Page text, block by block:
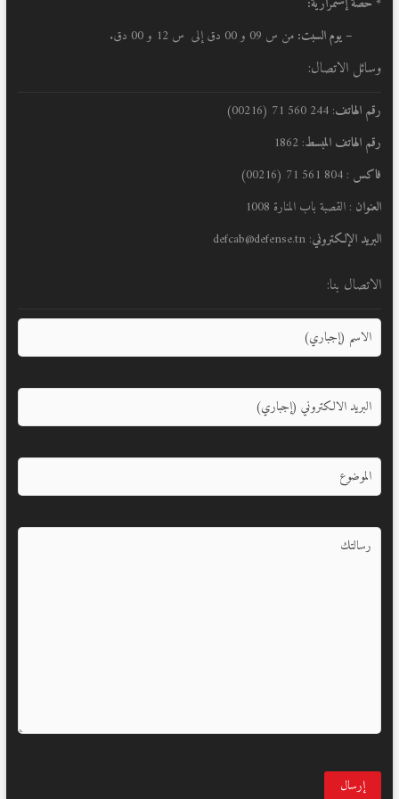
– يوم السبت: من س 09 و 00 دق إلى س 12 و 00 دق.
وسائل الاتصال:
رقم الهاتف: 244 560 71 (00216)
رقم الهاتف المبسط: 1862
فاكس : 804 561 71 (00216)
العنوان : القصبة باب المنارة 1008
البريد الإلكتروني: defcab@defense.tn
الاتصال بنا: